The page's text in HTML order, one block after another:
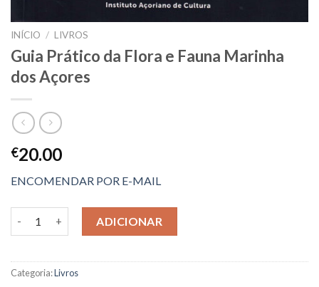
INÍCIO / LIVROS
Guia Prático da Flora e Fauna Marinha
dos Açores
€20.00
ENCOMENDAR POR E-MAIL
ADICIONAR
Categoria:Livros